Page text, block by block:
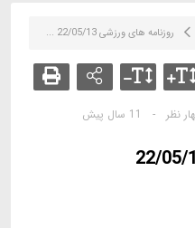
روزنامه های ورزشی 22/05/13 ...
- 11 سال پیش